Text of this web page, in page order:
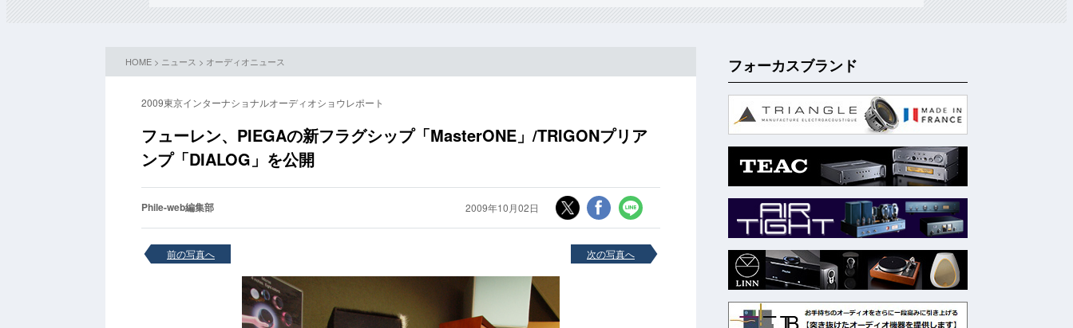
HOME > ニュース > オーディオニュース
2009東京インターナショナルオーディオショウレポート
フューレン、PIEGAの新フラグシップ「MasterONE」/TRIGONプリア
ンプ「DIALOG」を公開
Phile-web編集部 2009年10月02日
前の写真へ 次の写真へ
フォーカスブランド